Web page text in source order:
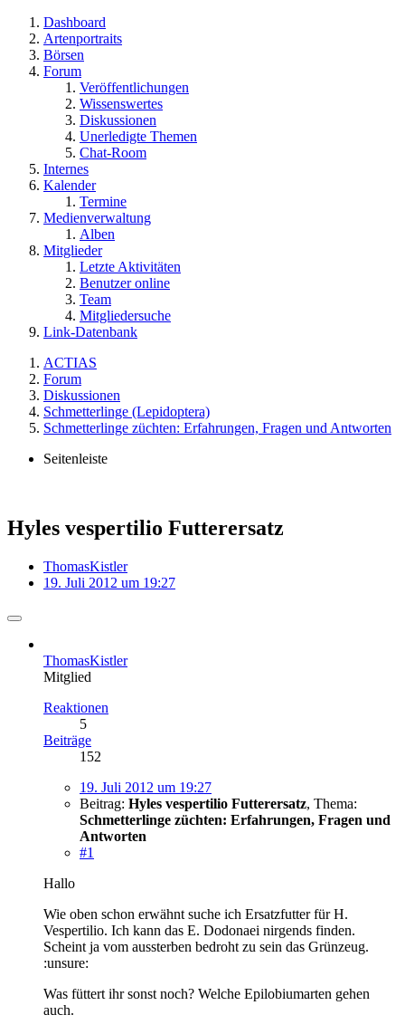
Dashboard
Artenportraits
Börsen
Forum
Veröffentlichungen
Wissenswertes
Diskussionen
Unerledigte Themen
Chat-Room
Internes
Kalender
Termine
Medienverwaltung
Alben
Mitglieder
Letzte Aktivitäten
Benutzer online
Team
Mitgliedersuche
Link-Datenbank
ACTIAS
Forum
Diskussionen
Schmetterlinge (Lepidoptera)
Schmetterlinge züchten: Erfahrungen, Fragen und Antworten
Seitenleiste
Hyles vespertilio Futterersatz
ThomasKistler
19. Juli 2012 um 19:27
ThomasKistler
Mitglied
Reaktionen
5
Beiträge
152
19. Juli 2012 um 19:27
Beitrag: Hyles vespertilio Futterersatz, Thema:
Schmetterlinge züchten: Erfahrungen, Fragen und
Antworten
#1
Hallo
Wie oben schon erwähnt suche ich Ersatzfutter für H.
Vespertilio. Ich kann das E. Dodonaei nirgends finden.
Scheint ja vom aussterben bedroht zu sein das Grünzeug.
:unsure:
Was füttert ihr sonst noch? Welche Epilobiumarten gehen
auch.